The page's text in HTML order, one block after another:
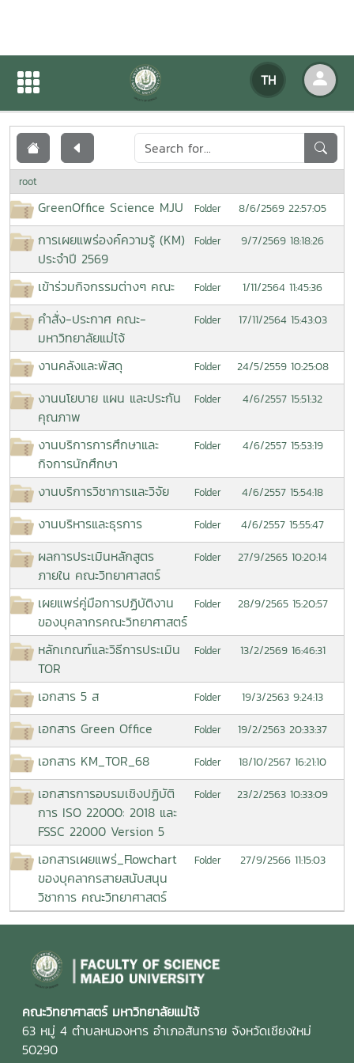
TH
เอกสารเผยแพร่
root
GreenOffice Science MJU Folder 8/6/2569 22:57:05
การเผยแพร่องค์ความรู้ (KM)
ประจำปี 2569
Folder 9/7/2569 18:18:26
เข้าร่วมกิจกรรมต่างๆ คณะ Folder 1/11/2564 11:45:36
คำสั่ง-ประกาศ คณะ-
มหาวิทยาลัยแม่โจ้
Folder 17/11/2564 15:43:03
งานคลังและพัสดุ Folder 24/5/2559 10:25:08
งานนโยบาย แผน และประกัน
คุณภาพ
Folder 4/6/2557 15:51:32
งานบริการการศึกษาและ
กิจการนักศึกษา
Folder 4/6/2557 15:53:19
งานบริการวิชาการและวิจัย Folder 4/6/2557 15:54:18
งานบริหารและธุรการ Folder 4/6/2557 15:55:47
ผลการประเมินหลักสูตร
ภายใน คณะวิทยาศาสตร์
Folder 27/9/2565 10:20:14
เผยแพร่คู่มือการปฏิบัติงาน
ของบุคลากรคณะวิทยาศาสตร์
Folder 28/9/2565 15:20:57
หลักเกณฑ์และวิธีการประเมิน
TOR
Folder 13/2/2569 16:46:31
เอกสาร 5 ส Folder 19/3/2563 9:24:13
เอกสาร Green Office Folder 19/2/2563 20:33:37
เอกสาร KM_TOR_68 Folder 18/10/2567 16:21:10
เอกสารการอบรมเชิงปฏิบัติ
การ ISO 22000: 2018 และ
FSSC 22000 Version 5
Folder 23/2/2563 10:33:09
เอกสารเผยแพร่_Flowchart
ของบุคลากรสายสนับสนุน
วิชาการ คณะวิทยาศาสตร์
Folder 27/9/2566 11:15:03
คณะวิทยาศาสตร์ มหาวิทยาลัยแม่โจ้
63 หมู่ 4 ตำบลหนองหาร อำเภอสันทราย จังหวัดเชียงใหม่
50290